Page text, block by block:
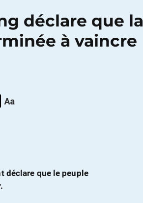
déclare que la
à vaincre
déclare que le peuple